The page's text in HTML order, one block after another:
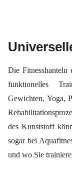
Die
funktionelles
Gewichten, Yoga,
des Kunststoff
sogar bei
und wo Sie